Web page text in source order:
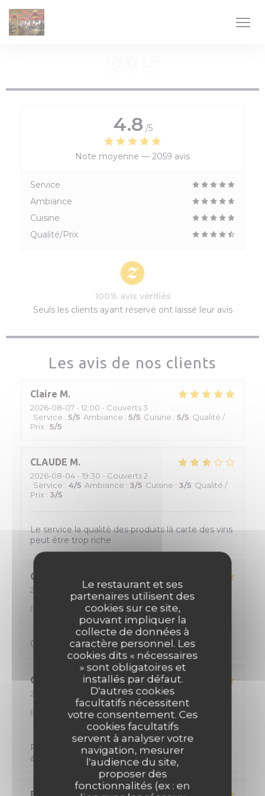
Le restaurant et ses
partenaires utilisent des
cookies sur ce site,
pouvant impliquer la
collecte de données à
caractère personnel. Les
cookies dits « nécessaires
» sont obligatoires et
installés par défaut.
D'autres cookies
facultatifs nécessitent
votre consentement. Ces
cookies facultatifs
servent à analyser votre
navigation, mesurer
l'audience du site,
proposer des
fonctionnalités (ex : en
Les avis de nos clients
Claire M
2026-08-07 - 12:00 - Couverts 3
Service : 5/5 Ambiance : 5/5 Cuisine : 5/5 Qualité /
Prix : 5/5
CLAUDE M
2026-08-04 - 19:30 - Couverts 2
Service : 4/5 Ambiance : 3/5 Cuisine : 3/5 Qualité /
Prix : 3/5
Le service la qualité des produits là carte des vins
peut être trop riche
Cyril
2026-08-04
- 20:00 - Couverts 2
4/5 Ambiance: 5/5 Cuisine: 5/5 Qualité /
Prix
Cuisine excellente Menu copieux, avec du choix
CYRIL
2026-08-02
- 12:00 - Couverts 2
/5 Ambiance: 5/5 Cuisine:5/5
Prix
Personnel tres accueillant, de tres bon conseil
avec une cuisine formidable !
4.8 /5
Note moyenne — 2059 avis
Service
Ambiance
Cuisine
Qualité/Prix
100% avis vérifiés
Seuls les clients ayant réservé ont laissé leur avis